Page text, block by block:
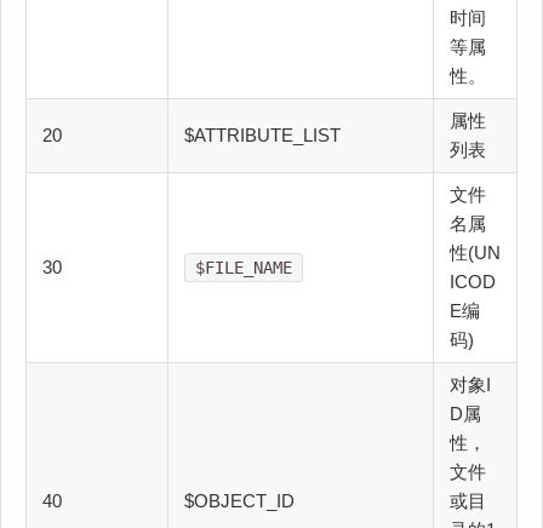
时间
等属
性。
20 $ATTRIBUTE_LIST
属性
列表
30 $FILE_NAME
文件
名属
性(UN
ICOD
E编
码)
40 $OBJECT_ID
对象I
D属
性，
文件
或目